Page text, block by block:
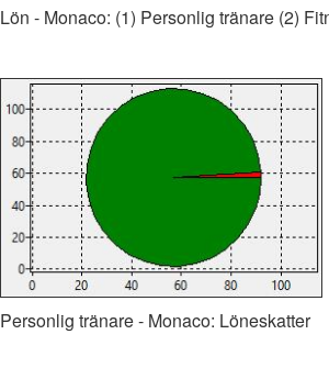
Lön - Monaco: (1) Personlig tränare (2)
Personlig tränare - Monaco: Löneskatter